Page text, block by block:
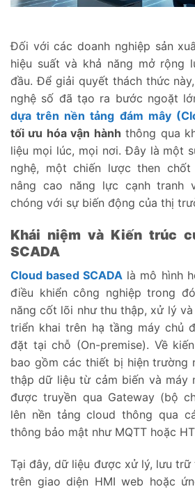
Đối với các doanh nghiệp sản
hiệu suất và khả năng mở rộng
đầu. Để giải quyết thách thức
nghệ số đã tạo ra bước ngoặt
dựa trên nền tảng đám mây
tối ưu hóa vận hành thông qua
liệu mọi lúc, mọi nơi. Đây là một
nghệ, một chiến lược then chốt
nâng cao năng lực cạnh tranh
chóng với sự biến động của thị
Khái niệm và Kiến trúc
SCADA
Cloud based SCADA là mô hình
điều khiển công nghiệp trong
năng cốt lõi như thu thập, xử lý
triển khai trên hạ tầng máy chủ
đặt tại chỗ (On-premise). Về
bao gồm các thiết bị hiện trường
thập dữ liệu từ cảm biến và máy
được truyền qua Gateway (bộ
lên nền tảng cloud thông qua
thông bảo mật như MQTT hoặc
Tại đây, dữ liệu được xử lý, lưu
trên giao diện HMI web hoặc